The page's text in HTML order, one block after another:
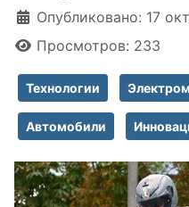
Информация о
Опубликовано: 17
Просмотров: 233
Технологии
Автомобили